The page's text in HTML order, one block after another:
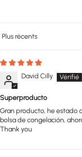
Sort by
David Cilly
Superproducto
Gran producto, he estado
bolsa de congelación,
Thank you